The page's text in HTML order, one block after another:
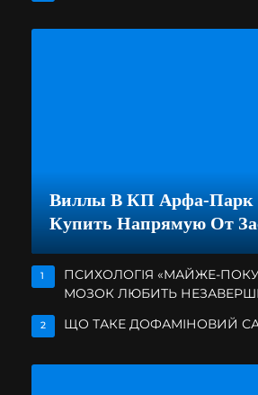
Виллы В КП Арфа-Парк
Купить Напрямую От
1
ПСИХОЛОГІЯ «МАЙЖЕ-
МОЗОК ЛЮБИТЬ
2 ЩО ТАКЕ ДОФАМІНОВИЙ